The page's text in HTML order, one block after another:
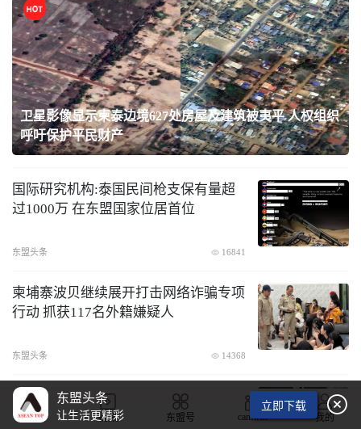
处房屋及建筑被夷平 人权组织
柬埔寨新闻部大臣呼吁泰
众返乡
国际研究机构:泰国民间枪支保有量超
过1000万 在东盟国家位居首位
东盟头条 16841
​柬埔寨波贝继续展开打击网络诈骗专项
行动 抓获117名外籍嫌疑人
东盟头条 14368
柬埔寨五星上将迪班视察中国援柬056
型护卫舰在柬海域首航演训
东盟头条
让生活更精彩
立即下载 
首页 视频 东盟号 camwin 我的